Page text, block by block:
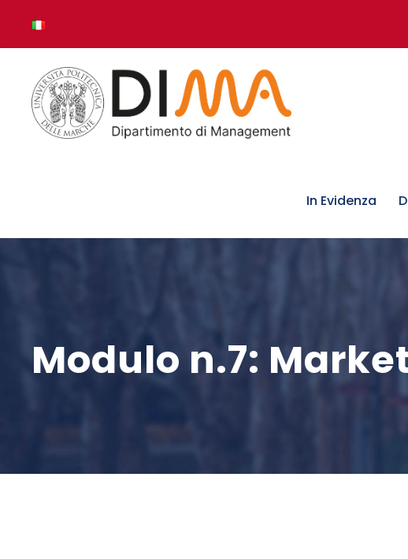
In Evidenza
Modulo n.7: